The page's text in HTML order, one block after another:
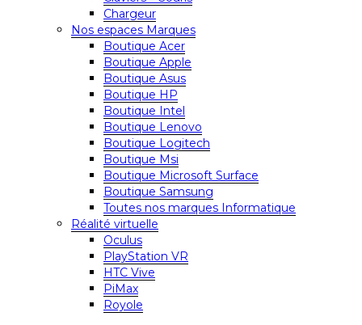
Chargeur
Nos espaces Marques
Boutique Acer
Boutique Apple
Boutique Asus
Boutique HP
Boutique Intel
Boutique Lenovo
Boutique Logitech
Boutique Msi
Boutique Microsoft Surface
Boutique Samsung
Toutes nos marques Informatique
Réalité virtuelle
Oculus
PlayStation VR
HTC Vive
PiMax
Royole